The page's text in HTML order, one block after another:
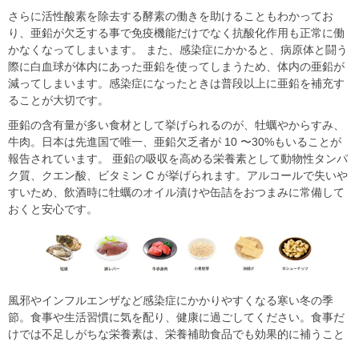
さらに活性酸素を除去する酵素の働きを助けることもわかってお
り、亜鉛が⽋乏する事で免疫機能だけでなく抗酸化作⽤も正常に働
かなくなってしまいます。 また、感染症にかかると、病原体と闘う
際に⽩⾎球が体内にあった亜鉛を使ってしまうため、体内の亜鉛が
減ってしまいます。感染症になったときは普段以上に亜鉛を補充す
ることが⼤切です。
亜鉛の含有量が多い⾷材として挙げられるのが、牡蠣やからすみ、
⽜⾁。日本は先進国で唯⼀、亜鉛⽋乏者が 10 〜30%もいることが
報告されています。 亜鉛の吸収を⾼める栄養素として動物性タンパ
ク質、クエン酸、ビタミン C が挙げられます。アルコールで失いや
すいため、飲酒時に牡蠣のオイル漬けや⽸詰をおつまみに常備して
おくと安⼼です。
⾵邪やインフルエンザなど感染症にかかりやすくなる寒い冬の季
節。食事や生活習慣に気を配り、健康に過ごしてください。食事だ
けでは不足しがちな栄養素は、栄養補助食品でも効果的に補うこと